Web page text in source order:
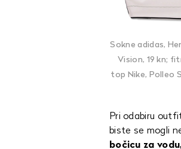
Sokne adidas,
Vision, 19 kn;
top Nike, Polleo
Pri odabiru
biste se mogli
bočicu za